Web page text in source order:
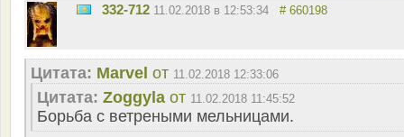
332-712 11.02.2018 в 12:53:34 # 660198
Цитата: Marvel от 11.02.2018 12:33:06
Цитата: Zoggyla от 11.02.2018 11:45:52
Борьба с ветреными мельницами.